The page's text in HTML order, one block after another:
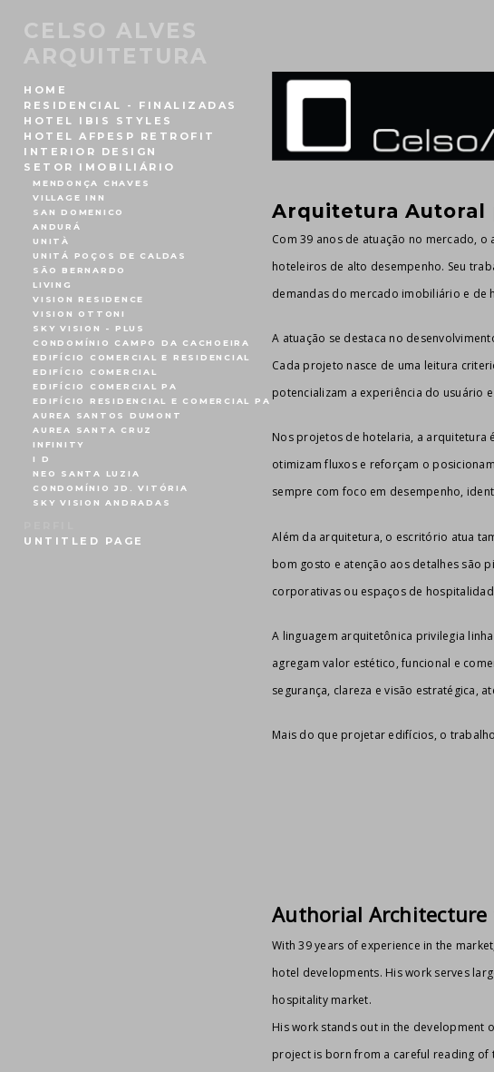
CELSO ALVES
ARQUITETURA
HOME
RESIDENCIAL - FINALIZADAS
HOTEL IBIS STYLES
HOTEL AFPESP RETROFIT
INTERIOR DESIGN
SETOR IMOBILIÁRIO
MENDONÇA CHAVES
VILLAGE INN
SAN DOMENICO
ANDURÁ
UNITÀ
UNITÁ POÇOS DE CALDAS
SÃO BERNARDO
LIVING
VISION RESIDENCE
VISION OTTONI
SKY VISION - PLUS
CONDOMÍNIO CAMPO DA CACHOEIRA
EDIFÍCIO COMERCIAL E RESIDENCIAL
EDIFÍCIO COMERCIAL
EDIFÍCIO COMERCIAL PA
EDIFÍCIO RESIDENCIAL E COMERCIAL PA
AUREA SANTOS DUMONT
AUREA SANTA CRUZ
INFINITY
I D
NEO SANTA LUZIA
CONDOMÍNIO JD. VITÓRIA
SKY VISION ANDRADAS
UNTITLED PAGE
Arquitetura Autoral
Com 39 anos de atuação no mercado,
hoteleiros de alto desempenho. Seu
demandas do mercado imobiliário e de
A atuação se destaca no
Cada projeto nasce de uma leitura
potencializam a experiência do usuário
Nos projetos de hotelaria, a arquitetura
otimizam fluxos e reforçam o
sempre com foco em desempenho,
Além da arquitetura, o escritório atua
bom gosto e atenção aos detalhes são
corporativas ou espaços de
A linguagem arquitetônica privilegia
agregam valor estético, funcional e
segurança, clareza e visão estratégica,
Mais do que projetar edifícios, o
Authorial Architecture
With 39 years of experience in the
hotel developments. His work serves
hospitality market.
His work stands out in the development
project is born from a careful reading of